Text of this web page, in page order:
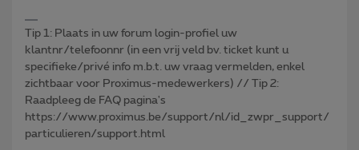
Tip 1: Plaats in uw forum login-profiel uw
klantnr/telefoonnr (in een vrij veld bv. ticket kunt u
specifieke/privé info m.b.t. uw vraag vermelden, enkel
zichtbaar voor Proximus-medewerkers) // Tip 2:
Raadpleeg de FAQ pagina's
https://www.proximus.be/support/nl/id_zwpr_support/
particulieren/support.html